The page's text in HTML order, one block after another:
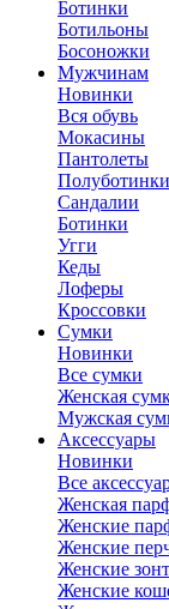
Ботинки
Ботильоны
Босоножки
Мужчинам
Новинки
Вся обувь
Мокасины
Пантолеты
Полуботинки
Сандалии
Ботинки
Угги
Кеды
Лоферы
Кроссовки
Сумки
Новинки
Все сумки
Женская
Мужская
Аксессуары
Новинки
Все
Женская
Женские
Женские
Женские
Женские